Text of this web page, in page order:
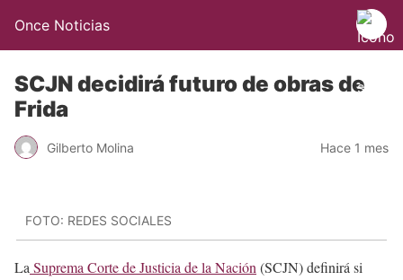
Once Noticias
SCJN decidirá futuro de obras de
Frida
Gilberto Molina Hace 1 mes
FOTO: REDES SOCIALES
La Suprema Corte de Justicia de la Nación (SCJN) definirá si